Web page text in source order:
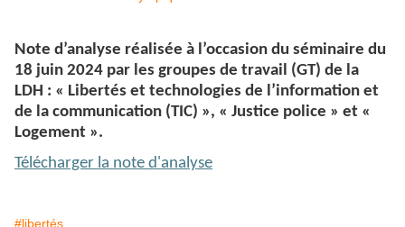
Note d’analyse réalisée à l’occasion du séminaire du
18 juin 2024 par les groupes de travail (GT) de la
LDH : « Libertés et technologies de l’information et
de la communication (TIC) », « Justice police » et «
Logement ».
Télécharger la note d'analyse
#libertés